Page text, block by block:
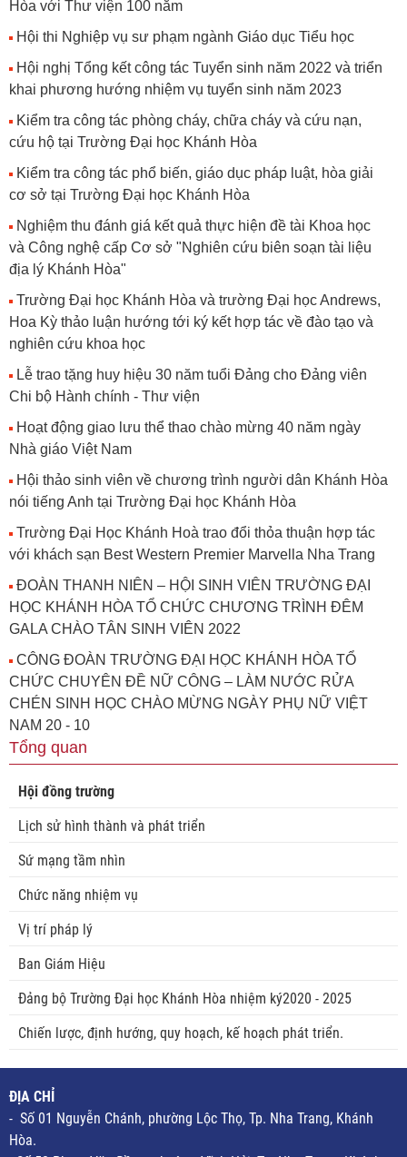
Hòa với Thư viện 100 năm
Hội thi Nghiệp vụ sư phạm ngành Giáo dục Tiểu học
Hội nghị Tổng kết công tác Tuyển sinh năm 2022 và triển
khai phương hướng nhiệm vụ tuyển sinh năm 2023
Kiểm tra công tác phòng cháy, chữa cháy và cứu nạn,
cứu hộ tại Trường Đại học Khánh Hòa
Kiểm tra công tác phổ biến, giáo dục pháp luật, hòa giải
cơ sở tại Trường Đại học Khánh Hòa
Nghiệm thu đánh giá kết quả thực hiện đề tài Khoa học
và Công nghệ cấp Cơ sở "Nghiên cứu biên soạn tài liệu
địa lý Khánh Hòa"
Trường Đại học Khánh Hòa và trường Đại học Andrews,
Hoa Kỳ thảo luận hướng tới ký kết hợp tác về đào tạo và
nghiên cứu khoa học
Lễ trao tặng huy hiệu 30 năm tuổi Đảng cho Đảng viên
Chi bộ Hành chính - Thư viện
Hoạt động giao lưu thể thao chào mừng 40 năm ngày
Nhà giáo Việt Nam
Hội thảo sinh viên về chương trình người dân Khánh Hòa
nói tiếng Anh tại Trường Đại học Khánh Hòa
Trường Đại Học Khánh Hoà trao đổi thỏa thuận hợp tác
với khách sạn Best Western Premier Marvella Nha Trang
ĐOÀN THANH NIÊN – HỘI SINH VIÊN TRƯỜNG ĐẠI
HỌC KHÁNH HÒA TỔ CHỨC CHƯƠNG TRÌNH ĐÊM
GALA CHÀO TÂN SINH VIÊN 2022
CÔNG ĐOÀN TRƯỜNG ĐẠI HỌC KHÁNH HÒA TỔ
CHỨC CHUYÊN ĐỀ NỮ CÔNG – LÀM NƯỚC RỬA
CHÉN SINH HỌC CHÀO MỪNG NGÀY PHỤ NỮ VIỆT
NAM 20 - 10
Tổng quan
Hội đồng trường
Lịch sử hình thành và phát triển
Sứ mạng tầm nhìn
Chức năng nhiệm vụ
Vị trí pháp lý
Ban Giám Hiệu
Đảng bộ Trường Đại học Khánh Hòa nhiệm ký2020 - 2025
Chiến lược, định hướng, quy hoạch, kế hoạch phát triển.
ĐỊA CHỈ
- Số 01 Nguyễn Chánh, phường Lộc Thọ, Tp. Nha Trang, Khánh
Hòa.